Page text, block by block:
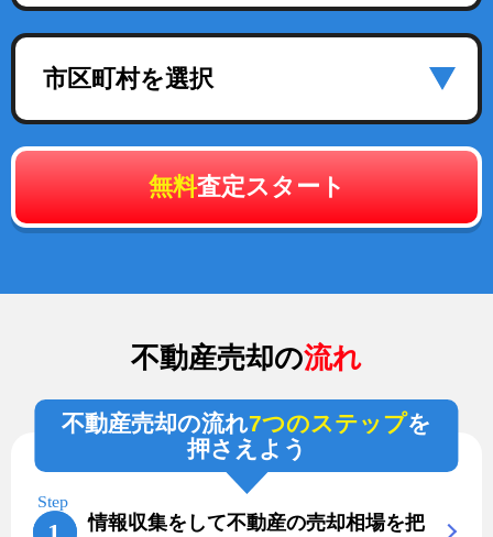
市区町村を選択
無料査定スタート
不動産売却の流れ
不動産売却の流れ7つのステップを
押さえよう
情報収集をして不動産の売却相場を把